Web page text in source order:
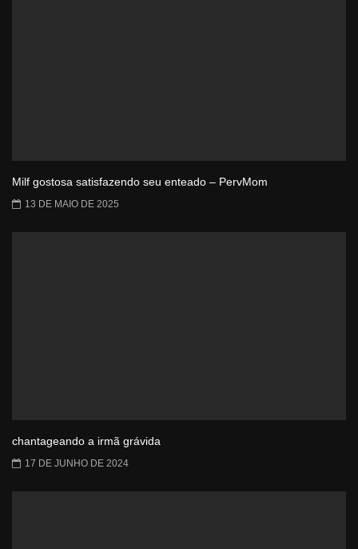
Milf gostosa satisfazendo seu enteado – PervMom
13 DE MAIO DE 2025
chantageando a irmã grávida
17 DE JUNHO DE 2024